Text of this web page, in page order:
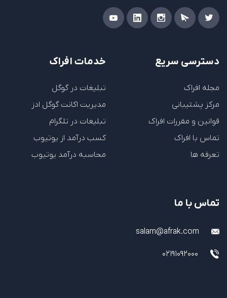
دسترسی سریع
مجله افراک
مرکز پشتیبانی
قوانین و مقررات افراک
تماس با افراک
تعرفه ها
خدمات افراک
تبلیغات در گوگل
مدیریت اکانت گوگل ادز
تبلیغات در تلگرام
کسب درآمد از یوتیوب
محاسبه درآمد یوتیوب
تماس با ما
salam@afrak.com
02191092000